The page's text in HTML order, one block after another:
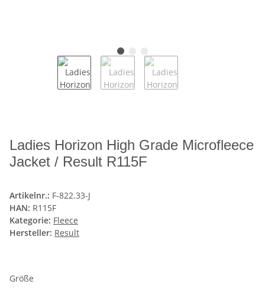
Ladies Horizon High Grade Microfleece
Jacket / Result R115F
Artikelnr.: F-822.33-J
HAN: R115F
Kategorie: Fleece
Hersteller: Result
Größe